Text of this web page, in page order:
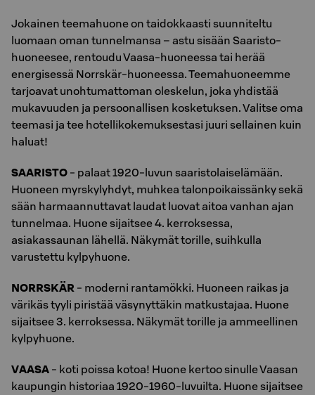
Jokainen teemahuone on taidokkaasti suunniteltu
luomaan oman tunnelmansa – astu sisään Saaristo-
huoneesee, rentoudu Vaasa-huoneessa tai herää
energisessä Norrskär-huoneessa. Teemahuoneemme
tarjoavat unohtumattoman oleskelun, joka yhdistää
mukavuuden ja persoonallisen kosketuksen. Valitse oma
teemasi ja tee hotellikokemuksestasi juuri sellainen kuin
haluat!
SAARISTO - palaat 1920-luvun saaristolaiselämään.
Huoneen myrskylyhdyt, muhkea talonpoikaissänky sekä
sään harmaannuttavat laudat luovat aitoa vanhan ajan
tunnelmaa. Huone sijaitsee 4. kerroksessa,
asiakassaunan lähellä. Näkymät torille, suihkulla
varustettu kylpyhuone.
NORRSKÄR - moderni rantamökki. Huoneen raikas ja
värikäs tyyli piristää väsynyttäkin matkustajaa. Huone
sijaitsee 3. kerroksessa. Näkymät torille ja ammeellinen
kylpyhuone.
VAASA - koti poissa kotoa! Huone kertoo sinulle Vaasan
kaupungin historiaa 1920-1960-luvuilta. Huone sijaitsee